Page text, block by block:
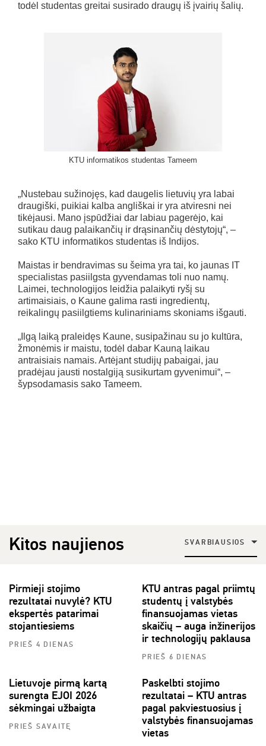
todėl studentas greitai susirado draugų iš įvairių šalių.
KTU informatikos studentas Tameem
„Nustebau sužinojęs, kad daugelis lietuvių yra labai
draugiški, puikiai kalba angliškai ir yra atviresni nei
tikėjausi. Mano įspūdžiai dar labiau pagerėjo, kai
sutikau daug palaikančių ir drąsinančių dėstytojų“, –
sako KTU informatikos studentas iš Indijos.
Maistas ir bendravimas su šeima yra tai, ko jaunas IT
specialistas pasiilgsta gyvendamas toli nuo namų.
Laimei, technologijos leidžia palaikyti ryšį su
artimaisiais, o Kaune galima rasti ingredientų,
reikalingų pasiilgtiems kulinariniams skoniams išgauti.
„Ilgą laiką praleidęs Kaune, susipažinau su jo kultūra,
žmonėmis ir maistu, todėl dabar Kauną laikau
antraisiais namais. Artėjant studijų pabaigai, jau
pradėjau jausti nostalgiją susikurtam gyvenimui“, –
šypsodamasis sako Tameem.
Kitos naujienos SVARBIAUSIOS
Pirmieji stojimo
rezultatai nuvylė? KTU
ekspertės patarimai
stojantiesiems
PRIEŠ 4 DIENAS
KTU antras pagal priimtų
studentų į valstybės
finansuojamas vietas
skaičių – auga inžinerijos
ir technologijų paklausa
PRIEŠ 6 DIENAS
Lietuvoje pirmą kartą
surengta EJOI 2026
sėkmingai užbaigta
PRIEŠ SAVAITĘ
Paskelbti stojimo
rezultatai – KTU antras
pagal pakviestuosius į
valstybės finansuojamas
vietas